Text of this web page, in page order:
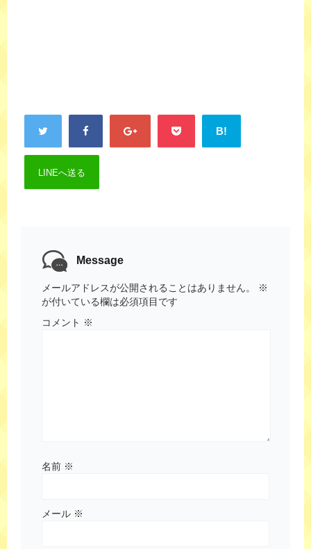
B!
LINEへ送る
Message
メールアドレスが公開されることはありません。
※
が付いている欄は必須項目です
コメント ※
名前 ※
メール ※